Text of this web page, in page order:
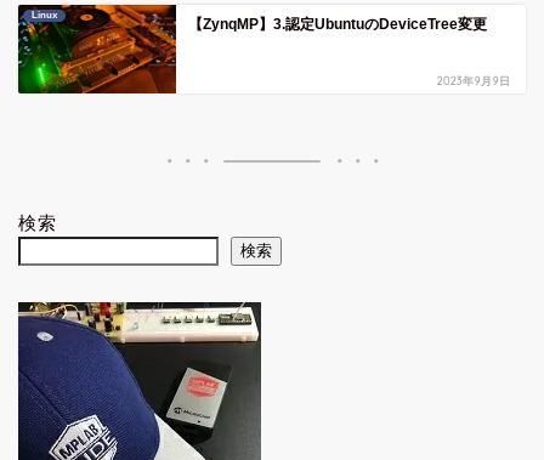
Linux
【ZynqMP】3.認定UbuntuのDeviceTree変更
2023年9月9日
検索
検索